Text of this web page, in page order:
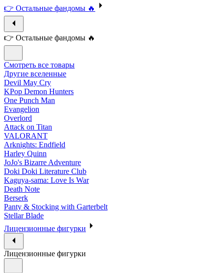
👉 Остальные фандомы 🔥
👉 Остальные фандомы 🔥
Смотреть все товары
Другие вселенные
Devil May Cry
KPop Demon Hunters
One Punch Man
Evangelion
Overlord
Attack on Titan
VALORANT
Arknights: Endfield
Harley Quinn
JoJo's Bizarre Adventure
Doki Doki Literature Club
Kaguya-sama: Love Is War
Death Note
Berserk
Panty & Stocking with Garterbelt
Stellar Blade
Лицензионные фигурки
Лицензионные фигурки